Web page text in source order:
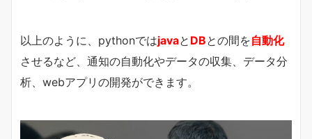
以上のように、pythonではjavaと DBとの間を自動化
させるなど、通知の自動化やデータの収集、データ分
析、webアプリの開発ができます。